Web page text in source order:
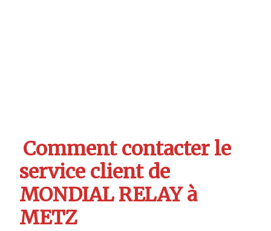
Comment contacter le
service client de
MONDIAL RELAY à
METZ